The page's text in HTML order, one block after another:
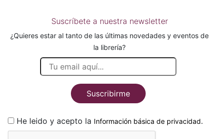
Suscríbete a nuestra newsletter
¿Quieres estar al tanto de las últimas novedades y eventos de
la librería?
Suscribirme
He leido y acepto la Información básica de privacidad.